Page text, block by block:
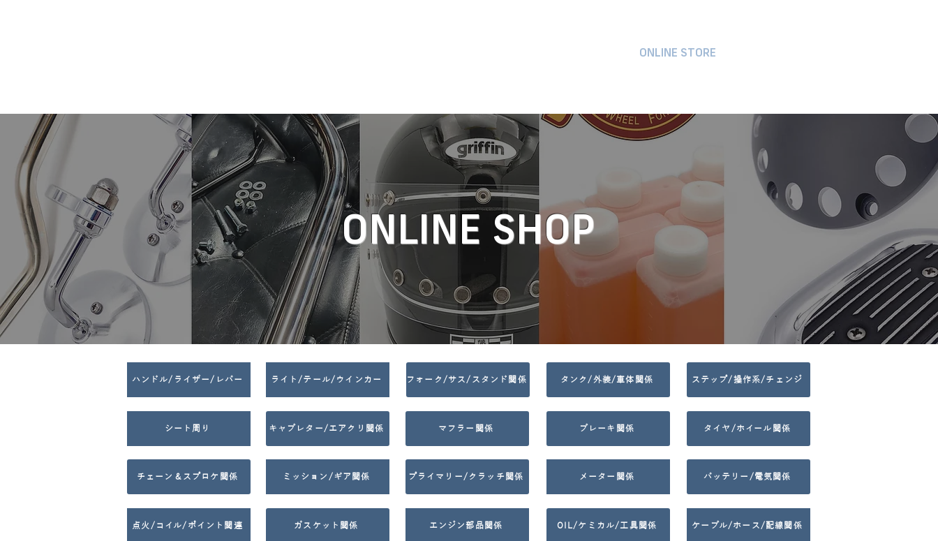
ONLINE STORE
ONLINE SHOP
ハンドル/ライザー/レバー ライト/テール/ウインカー フォーク/サス/スタンド関係 タンク/外装/車体関係 ステップ/操作系/チェンジ
シート周り キャブレター/エアクリ関係 マフラー関係
チェーン＆スプロケ関係 ミッション/ギア関係 プライマリー/クラッチ関係
ブレーキ関係
メーター関係
タイヤ/ホイール関係
バッテリー/電気関係
点火/コイル/ポイント関連 ガスケット関係 エンジン部品関係 OIL/ケミカル/工具関係 ケーブル/ホース/配線関係